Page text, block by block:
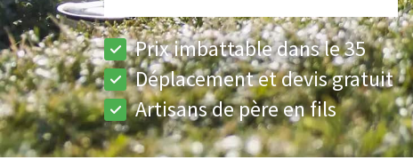
Prix imbattable dans le 35
Déplacement et devis gratuit
Artisans de père en fils